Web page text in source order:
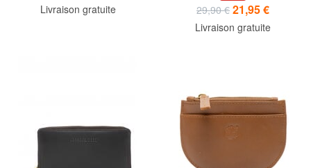
Livraison gratuite 29,90 € 21,95 €
Livraison gratuite